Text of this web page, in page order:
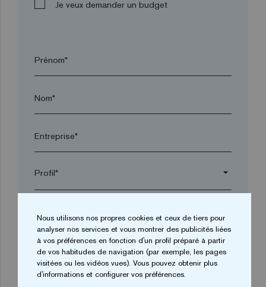
Je veux demander un budget
Prénom*
Nom*
Entreprise*
arrow_drop_down
Code postal*
Nous utilisons nos propres cookies et ceux de tiers pour
analyser nos services et vous montrer des publicités liées
à vos préférences en fonction d'un profil préparé à partir
de vos habitudes de navigation (par exemple, les pages
visitées ou les vidéos vues). Vous pouvez obtenir plus
d'informations et configurer vos préférences.